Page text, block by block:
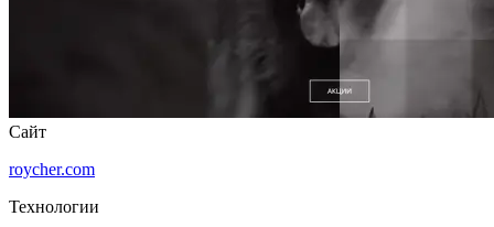
Сайт
roycher.com
Технологии